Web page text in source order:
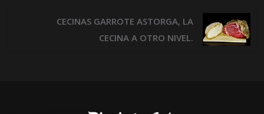
CECINAS GARROTE ASTORGA, LA
CECINA A OTRO NIVEL.